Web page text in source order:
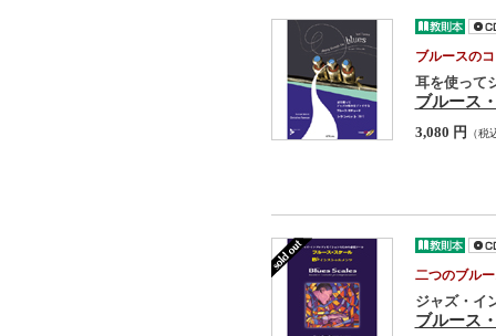
ブルースの
耳を使って
ブルース
3,080 円 （税
二つのブル
ジャズ・イ
ブルース